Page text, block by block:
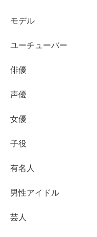
モデル
ユーチューバー
俳優
声優
女優
子役
有名人
男性アイドル
芸人